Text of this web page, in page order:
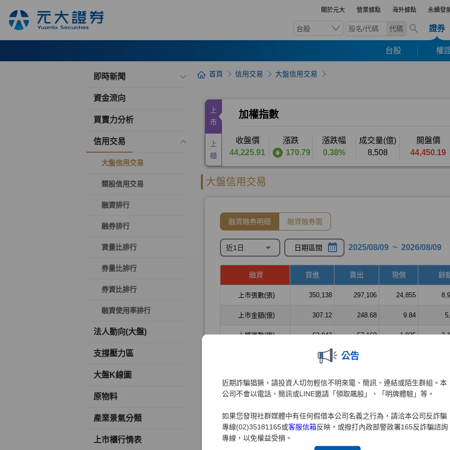
關於元大 營業據點 海外據點 永續發
台股 代碼 證券
台股 權
公告
近期詐騙猖獗，請投資人切勿輕信不明來電、簡訊、連結或陌生群組。本
公司不會以電話、簡訊或LINE邀請「領取飆股」、「明牌體驗」等。
如果您發現社群媒體中有任何假借本公司名義之行為，請洽本公司反詐騙
專線(02)35181165或客服信箱反映，或撥打內政部警政署165反詐騙諮詢
專線，以免權益受損。
即時新聞
資金流向
買賣力分析
信用交易
大盤信用交易
類股信用交易
融資排行
融券排行
資量比排行
券量比排行
券資比排行
融資使用率排行
法人動向(大盤)
支撐壓力區
大盤K線圖
原物料
產業景氣分類
上市櫃行情表
首頁 信用交易 大盤信用交易